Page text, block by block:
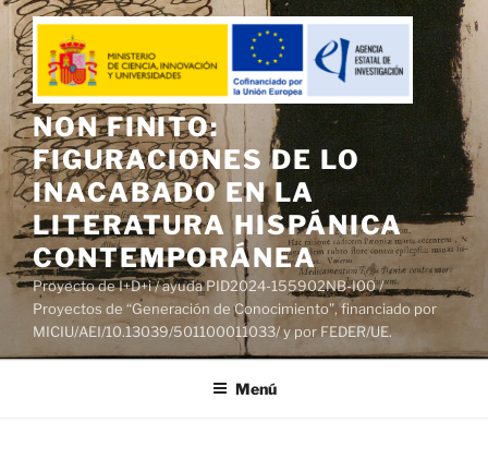
Saltar
contenido
NON FINITO:
FIGURACIONES DE LO
INACABADO EN LA
LITERATURA HISPÁNICA
CONTEMPORÁNEA
Proyecto de I+D+i / ayuda PID2024-155902NB-I00 /
Proyectos de “Generación de Conocimiento”, financiado por
MICIU/AEI/10.13039/501100011033/ y por FEDER/UE.
Menú